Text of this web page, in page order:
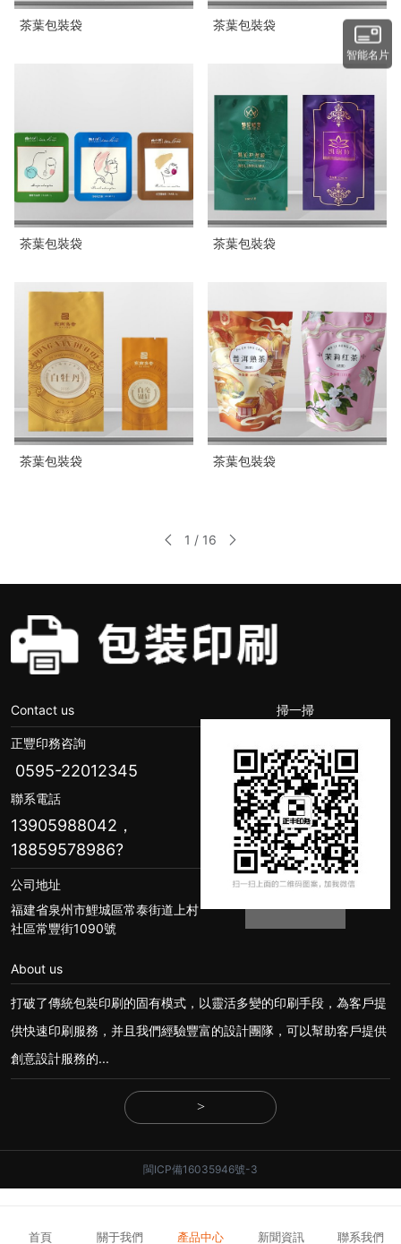
茶葉包裝袋 茶葉包裝袋
茶葉包裝袋 茶葉包裝袋
茶葉包裝袋 茶葉包裝袋
1 / 16
Contact us
正豐印務咨詢
0595-22012345
聯系電話
13905988042，
18859578986?
公司地址
福建省泉州市鯉城區常泰街道上村
社區常豐街1090號
掃一掃
About us
打破了傳統包裝印刷的固有模式，以靈活多變的印刷手段，為客戶提
供快速印刷服務，并且我們經驗豐富的設計團隊，可以幫助客戶提供
創意設計服務的...
>
閩ICP備16035946號-3
首頁 關于我們 產品中心 新聞資訊 聯系我們
智能名片